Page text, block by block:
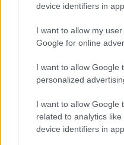
device identifiers in
I want to allow my
Google for online
I want to allow Google
personalized
I want to allow Google
related to analytics
device identifiers in